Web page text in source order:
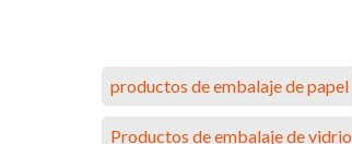
productos de embalaje de papel
Productos de embalaje de vidrio